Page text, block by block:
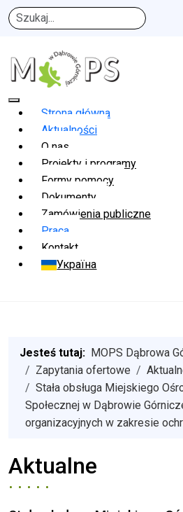
Szukaj
Strona główna
Aktualności
O nas
Projekty i programy
Formy pomocy
Dokumenty
Zamówienia publiczne
Praca
Kontakt
Україна
Jesteś tutaj: MOPS Dąbrowa
Zapytania ofertowe
Stała obsługa Miejskiego
Społecznej w Dąbrowie
organizacyjnych w zakresie
Aktualne